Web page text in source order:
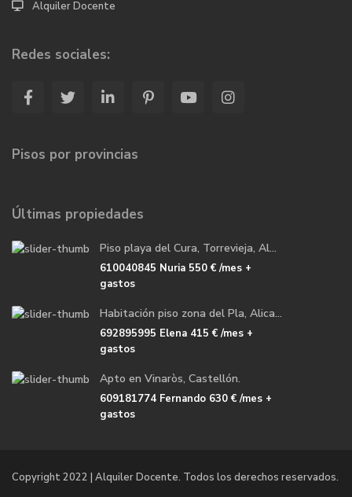
Alquiler Docente
Redes sociales:
Pisos por provincias
Últimas propiedades
Piso playa del Cura, Torrevieja, Al...
610040845 Nuria 550 €/mes +
gastos
Habitación piso zona del Pla, Alica...
692895995 Elena 415 €/mes +
gastos
Apto en Vinaròs, Castellón.
609181774 Fernando 630 €/mes +
gastos
Copyright 2022 | Alquiler Docente. Todos los derechos reservados.